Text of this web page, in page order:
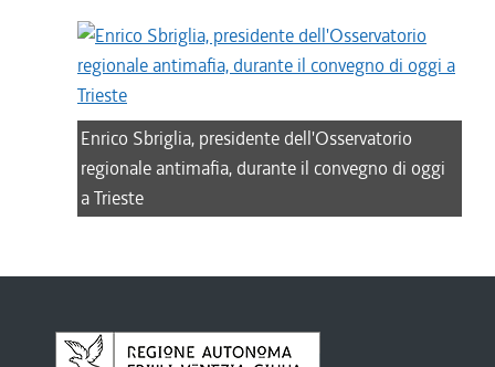
Enrico Sbriglia, presidente dell'Osservatorio
regionale antimafia, durante il convegno di oggi
a Trieste